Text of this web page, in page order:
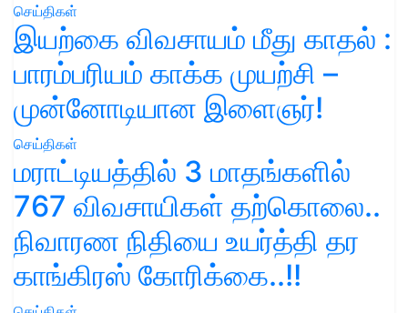
செய்திகள்
இயற்கை விவசாயம் மீது காதல் :
பாரம்பரியம் காக்க முயற்சி –
முன்னோடியான இளைஞர்!
செய்திகள்
மராட்டியத்தில் 3 மாதங்களில்
767 விவசாயிகள் தற்கொலை..
நிவாரண நிதியை உயர்த்தி தர
காங்கிரஸ் கோரிக்கை..!!